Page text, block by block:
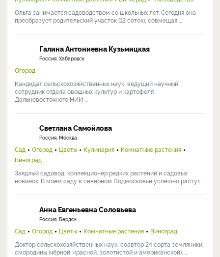
Ольга занимается садоводством со школьных лет. Сегодня она
преобразует родительский участок (12 соток), совмещая ...
Галина Антониевна Кузьмицкая
Россия, Хабаровск
Огород
Кандидат сельскохозяйственных наук, ведущий научный
сотрудник отдела овощных культур и картофеля
Дальневосточного НИИ ...
Светлана Самойлова
Россия, Москва
Сад Огород Цветы Кулинария
Комнатные растения
Виноград
Заядлый садовод, коллекционер редких растений и садовых
новинок. В моем саду в северном Подмосковье успешно растут ...
Анна Евгеньевна Соловьева
Россия, Бердск
Сад Огород Цветы Комнатные растения
Виноград
Доктор сельскохозяйственных наук, соавтор 24 сорта земляники,
смородины (чёрной, красной, золотистой и американской), ...